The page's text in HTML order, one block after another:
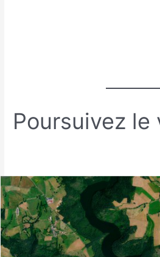
Poursuivez le